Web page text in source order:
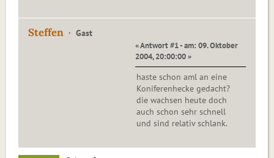
Steffen Gast
« Antwort #1 - am: 09. Oktober
2004, 20:00:00 »
haste schon aml an eine
Koniferenhecke gedacht?
die wachsen heute doch
auch schon sehr schnell
und sind relativ schlank.